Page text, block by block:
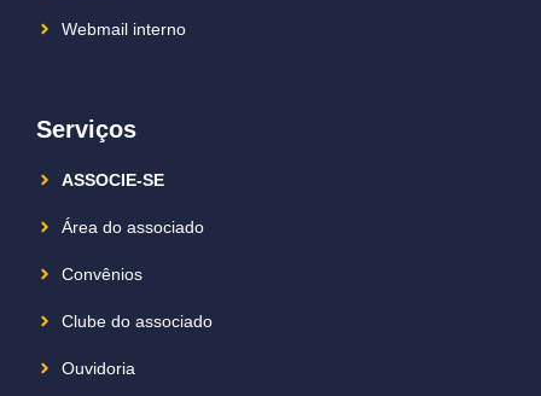
Webmail interno
Serviços
ASSOCIE-SE
Área do associado
Convênios
Clube do associado
Ouvidoria